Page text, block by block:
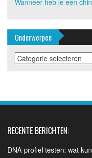
Wanneer heb je een
Onderwerpen
Onderwerpen
RECENTE BERICHTEN:
DNA-profiel testen: wat